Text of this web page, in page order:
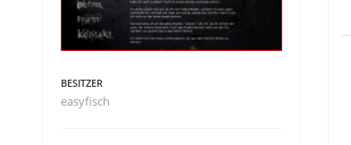
BESITZER
easyfisch